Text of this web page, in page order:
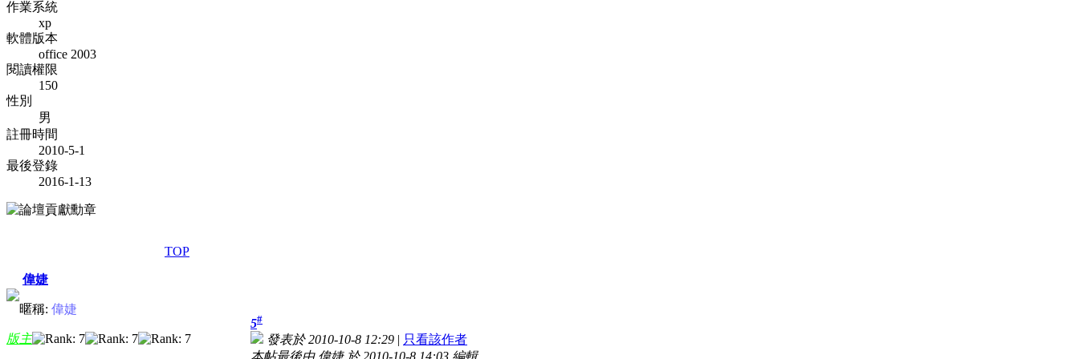
作業系統
xp
軟體版本
office 2003
閱讀權限
150
性別
男
註冊時間
2010-5-1
最後登錄
2016-1-13
TOP
偉婕
暱稱: 偉婕
版主
5#
發表於 2010-10-8 12:29 | 只看該作者
本帖最後由 偉婕 於 2010-10-8 14:03 編輯